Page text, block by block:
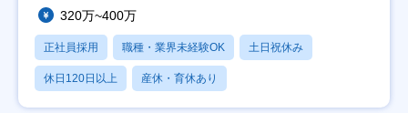
320万~400万
正社員採用 職種・業界未経験OK 土日祝休み
休日120日以上 産休・育休あり